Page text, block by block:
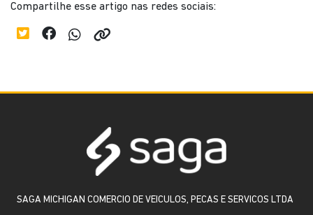
Compartilhe esse artigo nas redes sociais:
SAGA MICHIGAN COMERCIO DE VEICULOS, PECAS E SERVICOS LTDA